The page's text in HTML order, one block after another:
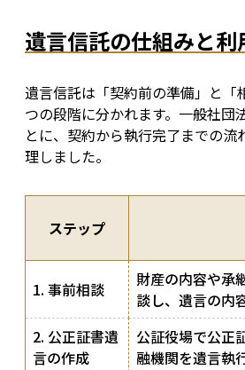
遺言信託の仕組みと利
遺言信託は「契約前の準備」と「
つの段階に分かれます。一般社団
とに、契約から執行完了までの
理しました。
ステップ
1. 事前相談
財産の内容や承
談し、遺言の内
2. 公正証書遺
言の作成
公証役場で公正
融機関を遺言執